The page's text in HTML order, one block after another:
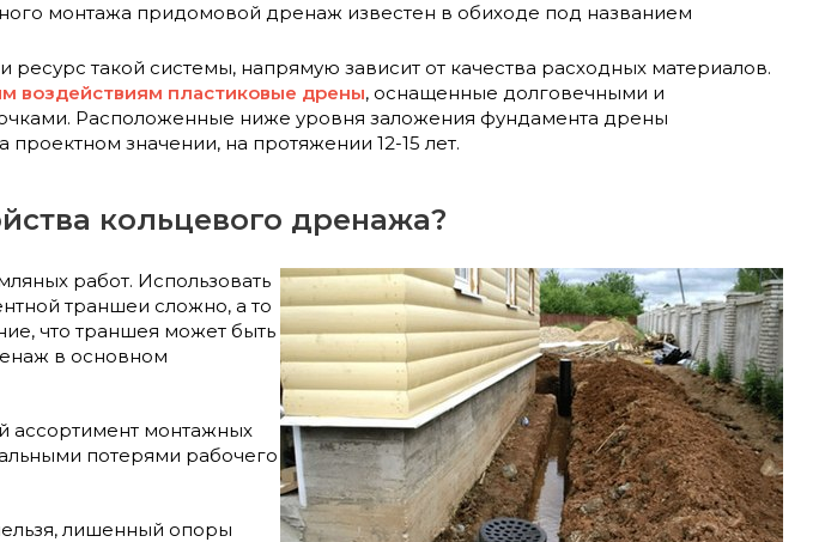
монтажа придомовой дренаж известен в обиходе под названием
ресурс такой системы, напрямую зависит от качества расходных материалов.
воздействиям пластиковые дрены, оснащенные долговечными и
Расположенные ниже уровня заложения фундамента дрены
значении, на протяжении 12-15 лет.
кольцевого дренажа?
работ. Использовать
траншеи сложно, а то
что траншея может быть
в основном
ассортимент монтажных
потерями рабочего
лишенный опоры